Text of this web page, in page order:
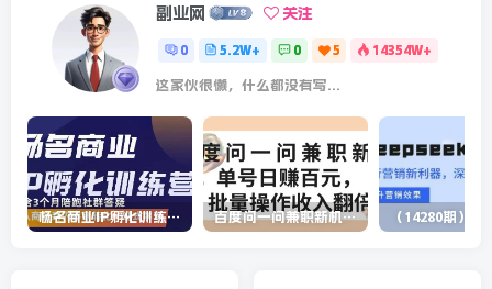
副业网 关注
0 5.2W+ 0 5 14354W+
这家伙很懒，什么都没有写...
杨名商业IP孵化训练营，从商业到内容到转化一站式学 价值5980元 百度问一问兼职新机遇，单号日赚百元，批量操作收入翻倍